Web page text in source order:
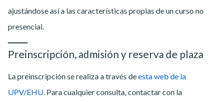
ajustándose así a las características propias de un curso no
presencial.
Preinscripción, admisión y reserva de plaza
La preinscripción se realiza a través deesta web de la
UPV/EHU . Para cualquier consulta, contactar con la